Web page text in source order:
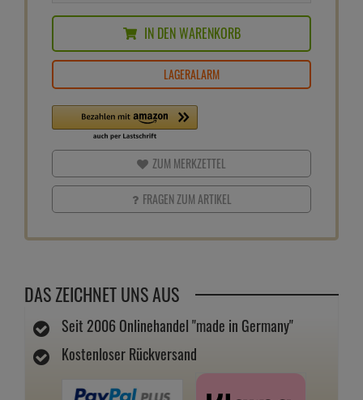
IN DEN WARENKORB
LAGERALARM
ZUM MERKZETTEL
FRAGEN ZUM ARTIKEL
DAS ZEICHNET UNS AUS
Seit 2006 Onlinehandel "made in Germany"
Kostenloser Rückversand